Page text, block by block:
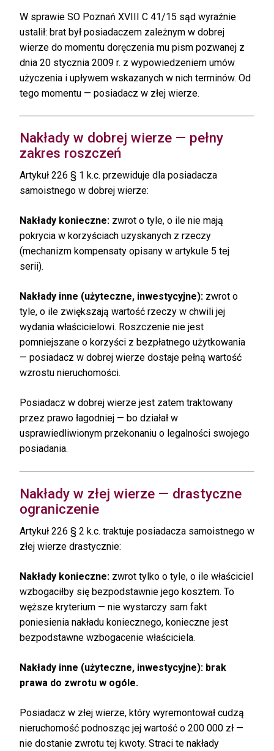
W sprawie SO Poznań XVIII C 41/15 sąd wyraźnie
ustalił: brat był posiadaczem zależnym w dobrej
wierze do momentu doręczenia mu pism pozwanej z
dnia 20 stycznia 2009 r. z wypowiedzeniem umów
użyczenia i upływem wskazanych w nich terminów. Od
tego momentu — posiadacz w złej wierze.
Nakłady w dobrej wierze — pełny
zakres roszczeń
Artykuł 226 § 1 k.c. przewiduje dla posiadacza
samoistnego w dobrej wierze:
Nakłady konieczne: zwrot o tyle, o ile nie mają
pokrycia w korzyściach uzyskanych z rzeczy
(mechanizm kompensaty opisany w artykule 5 tej
serii).
Nakłady inne (użyteczne, inwestycyjne): zwrot o
tyle, o ile zwiększają wartość rzeczy w chwili jej
wydania właścicielowi. Roszczenie nie jest
pomniejszane o korzyści z bezpłatnego użytkowania
— posiadacz w dobrej wierze dostaje pełną wartość
wzrostu nieruchomości.
Posiadacz w dobrej wierze jest zatem traktowany
przez prawo łagodniej — bo działał w
usprawiedliwionym przekonaniu o legalności swojego
posiadania.
Nakłady w złej wierze — drastyczne
ograniczenie
Artykuł 226 § 2 k.c. traktuje posiadacza samoistnego w
złej wierze drastycznie:
Nakłady konieczne: zwrot tylko o tyle, o ile właściciel
wzbogaciłby się bezpodstawnie jego kosztem. To
węższe kryterium — nie wystarczy sam fakt
poniesienia nakładu koniecznego, konieczne jest
bezpodstawne wzbogacenie właściciela.
Nakłady inne (użyteczne, inwestycyjne): brak
prawa do zwrotu w ogóle.
Posiadacz w złej wierze, który wyremontował cudzą
nieruchomość podnosząc jej wartość o 200 000 zł —
nie dostanie zwrotu tej kwoty. Straci te nakłady